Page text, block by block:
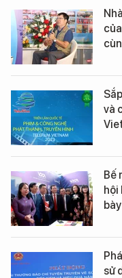
và
Bế
hội
sử